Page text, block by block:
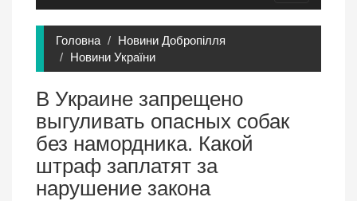
navigation
Головна
Новини Добропілля
Новини України
В Украине запрещено
выгуливать опасных собак
без намордника. Какой
штраф заплатят за
нарушение закона